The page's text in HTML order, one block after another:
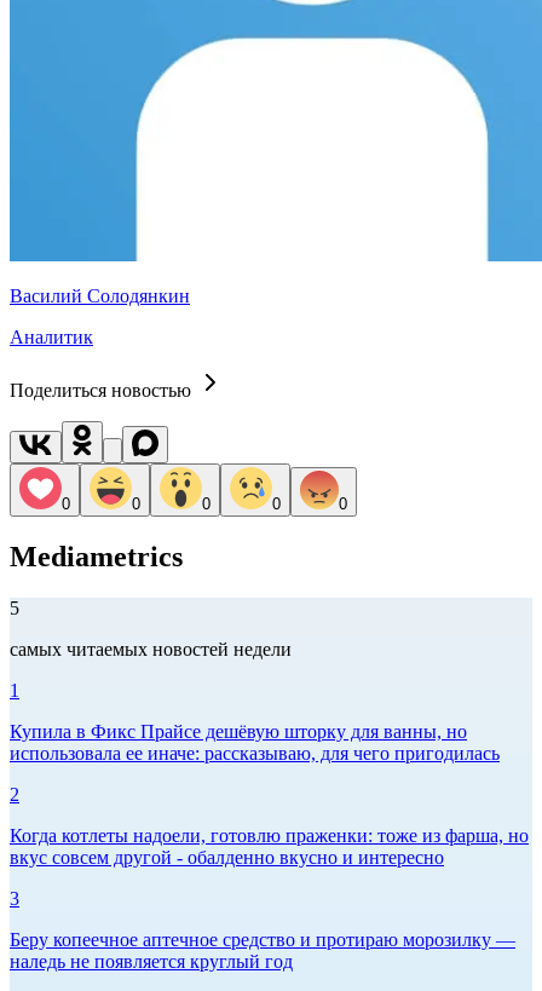
Василий Солодянкин
Аналитик
Поделиться новостью
0 0 0 0 0
Mediametrics
5
самых читаемых новостей недели
1
Купила в Фикс Прайсе дешёвую шторку для ванны, но
использовала ее иначе: рассказываю, для чего пригодилась
2
Когда котлеты надоели, готовлю праженки: тоже из фарша, но
вкус совсем другой - обалденно вкусно и интересно
3
Беру копеечное аптечное средство и протираю морозилку —
наледь не появляется круглый год